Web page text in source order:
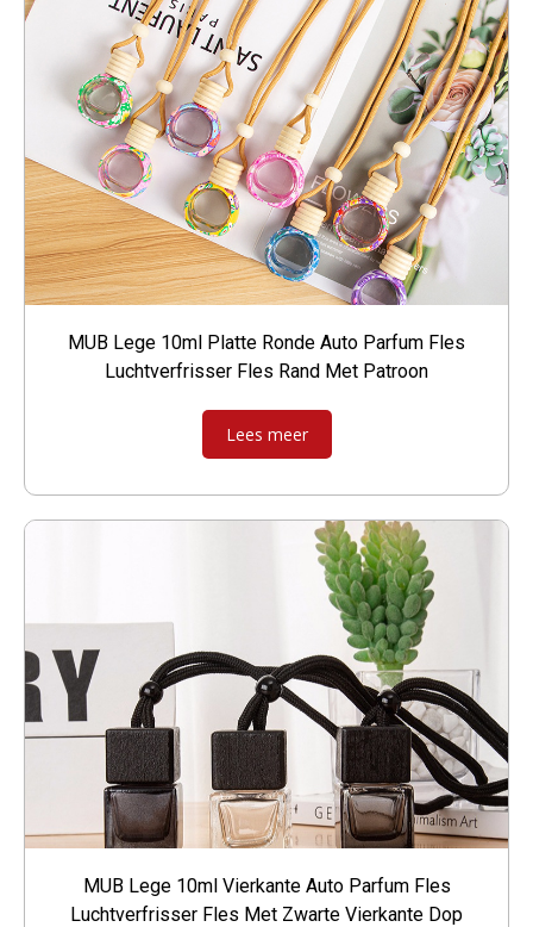
MUB Lege 10ml Platte Ronde Auto Parfum Fles
Luchtverfrisser Fles Rand Met Patroon
Lees meer
MUB Lege 10ml Vierkante Auto Parfum Fles
Luchtverfrisser Fles Met Zwarte Vierkante Dop